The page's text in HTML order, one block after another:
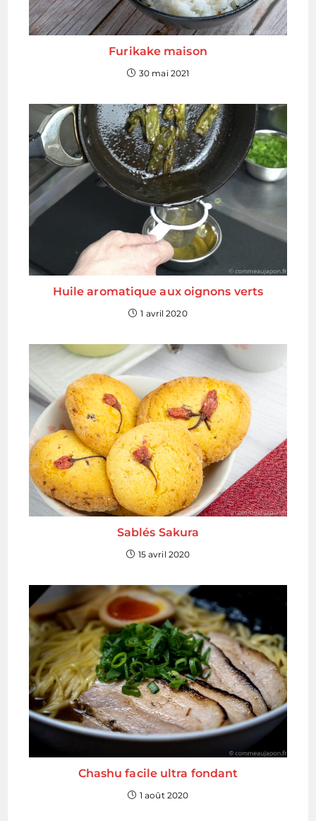
Furikake maison
30 mai 2021
Huile aromatique aux oignons verts
1 avril 2020
Sablés Sakura
15 avril 2020
Chashu facile ultra fondant
1 août 2020